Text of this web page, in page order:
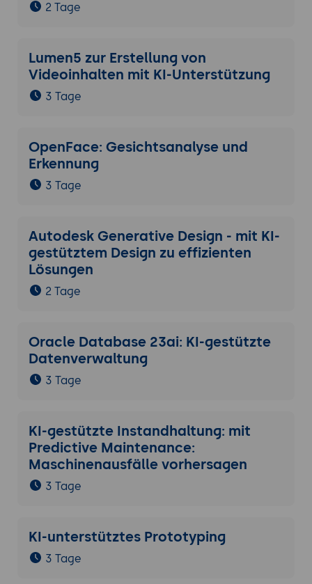
2 Tage
Lumen5 zur Erstellung von
Videoinhalten mit KI-Unterstützung
3 Tage
OpenFace: Gesichtsanalyse und
Erkennung
3 Tage
Autodesk Generative Design - mit KI-
gestütztem Design zu effizienten
Lösungen
2 Tage
Oracle Database 23ai: KI-gestützte
Datenverwaltung
3 Tage
KI-gestützte Instandhaltung: mit
Predictive Maintenance:
Maschinenausfälle vorhersagen
3 Tage
KI-unterstütztes Prototyping
3 Tage